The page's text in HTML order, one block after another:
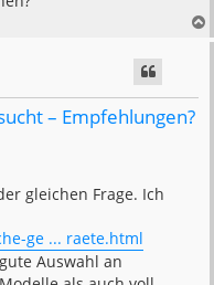
– Empfehlungen?
gleichen Frage. Ich
ge ... raete.html
Auswahl an